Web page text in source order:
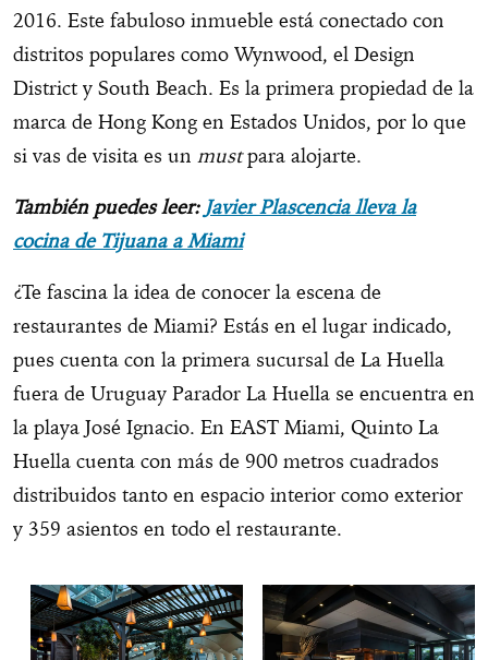
2016. Este fabuloso inmueble está conectado con
distritos populares como Wynwood, el Design
District y South Beach. Es la primera propiedad de la
marca de Hong Kong en Estados Unidos, por lo que
si vas de visita es un mustpara alojarte.
También puedes leer: Javier Plascencia lleva la
cocina de Tijuana a Miami
¿Te fascina la idea de conocer la escena de
restaurantes de Miami? Estás en el lugar indicado,
pues cuenta con la primera sucursal de La Huella
fuera de Uruguay Parador La Huella se encuentra en
la playa José Ignacio. En EAST Miami, Quinto La
Huella cuenta con más de 900 metros cuadrados
distribuidos tanto en espacio interior como exterior
y 359 asientos en todo el restaurante.